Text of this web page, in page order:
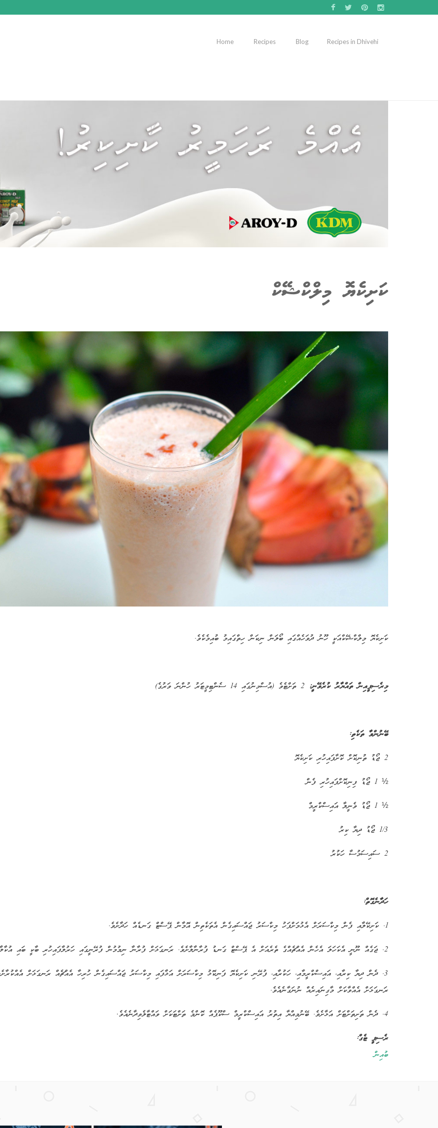
Home Recipes Blog Recipes in Dhivehi
ކަށިކެޔޮ މިލްކްޝޭކް
ކަށިކެޔޮ މިލްކްޝޭކްއަކީ ހޫނު ދުވަހެއްގައި ބޯލަން ނިކަން ހިތްގައިމު ބުއިމެކެވެ.
މިރެސިޕީއިން ތައްޔާރު ކުރެވޭނީ:
ބޭނުންވާ ތަކެތި:
2 ޖޯޑު ތުނިކޮށް ކޮށާފައިހުރި ކަށިކެޔޮ
½ 1 ޖޯޑު ފިނިކޮށްފައިހުރި ފެން
½ 1 ޖޯޑު ވެނީލާ އައިސްކްރީމް
1/3 ޖޯޑު ދިޔާ ކިރު
2 ސައިސަމުސާ ހަކުރު
ހަދާނެގޮތް:
1. ކަށިކޭލާއި ފެން މިކްސަރަށް އެޅުމަށްފަހު މިކްސަރު ޖައްސައިގެން އެތަކެތިން އޮމާން ޕޭސްޓް ގަނޑެއް ހަދާށެވެ.
2. ޖަގެއް ނޫނީ އެކަހަލަ އެހެން އެއްޗެއްގެ ތެރެއަށް އެ ޕޭސްޓް ގަނޑު ފުރާނާލާށެވެ. ރަނގަޅަށް ފުރާނާ ނިމުމުން ފުރޭނީގައި ހަރުލާފައިހުރި ބާކީ ބައި އުކާލާށެވެ.
3. ދެން ދިޔާ ކިރާއި، އައިސްކްރީމާއި، ހަކުރާއި، ފުރޭނި ކަށިކެޔޮ ފަނިކޮޅު މިކްސަރަށް އަޅާފައި މިކްސަރު ޖައްސައިގެން ހުރިހާ އެއްޗެއް ރަނގަޅަށް
ރަނގަޅަށް އެއްވާކަށް މާގިނައިރެއް ނުނަގާނެއެވެ.
4. ދެން ތަށިތަށްޓަށް އަޅާށެވެ. ބޭނުމިއްޔާ އިތުރު އައިސްކްރީމް ސްކޫޕެއް ކޮންމެ ތަށްޓަކަށް ވައްޓާލެވިދާނެއެވެ.
ރެސިޕީ ޓެގް:
ބުއިން